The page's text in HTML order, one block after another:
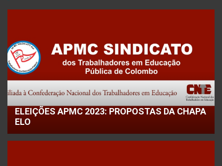
ELEIÇÕES APMC 2023: PROPOSTAS DA CHAPA
ELO